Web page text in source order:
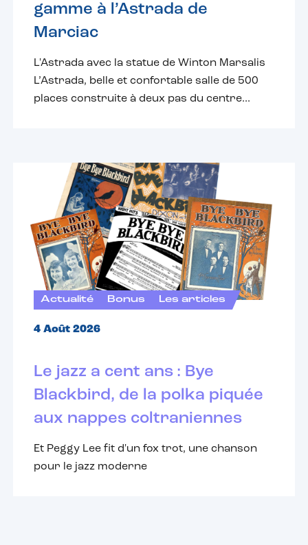
gamme à l’Astrada de
Marciac
L'Astrada avec la statue de Winton Marsalis
L’Astrada, belle et confortable salle de 500
places construite à deux pas du centre...
Actualité Bonus Les articles
4 Août 2026
Le jazz a cent ans : Bye
Blackbird, de la polka piquée
aux nappes coltraniennes
Et Peggy Lee fit d'un fox trot, une chanson
pour le jazz moderne